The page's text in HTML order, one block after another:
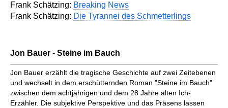
Frank Schätzing: Breaking News
Frank Schätzing: Die Tyrannei des Schmetterlings
Jon Bauer - Steine im Bauch
Jon Bauer erzählt die tragische Geschichte auf zwei Zeitebenen
und wechselt in dem erschütternden Roman "Steine im Bauch"
zwischen dem achtjährigen und dem 28 Jahre alten Ich-
Erzähler. Die subjektive Perspektive und das Präsens lassen